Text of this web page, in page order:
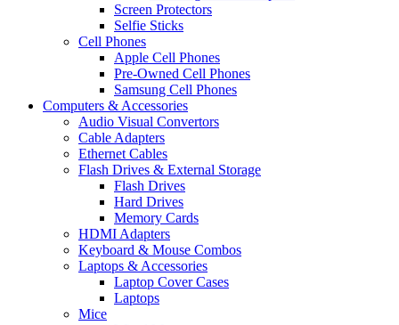
Screen Protectors
Selfie Sticks
Cell Phones
Apple Cell Phones
Pre-Owned Cell Phones
Samsung Cell Phones
Computers & Accessories
Audio Visual Convertors
Cable Adapters
Ethernet Cables
Flash Drives & External Storage
Flash Drives
Hard Drives
Memory Cards
HDMI Adapters
Keyboard & Mouse Combos
Laptops & Accessories
Laptop Cover Cases
Laptops
Mice